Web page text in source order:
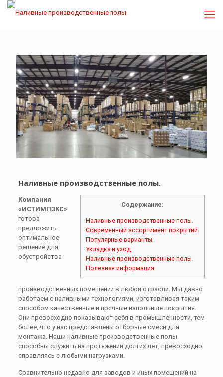
Наливные производственные полы.
Содержание:
Наливные производственные полы.
Современный ассортимент покрытий.
Популярные варианты.
Укладка и уход.
Наливные производственные полы.
Полезная информация:
Компания
«ИСТИМПЭКС»
готова
предложить
оптимальное
решение для
обустройства
производственных помещений в любой отрасли. Мы давно
работаем с наливными технологиями, изготавливая таким
способом качественные и прочные напольные покрытия.
Они превосходно показывают себя в промышленности, тем
более, что у нас представлены отборные смеси для
монтажа. Наши наливные производственные полы
способны служить на протяжении долгих лет, превосходно
справляясь с любыми нагрузками.
Сравнительно недавно для заводов и иных помещений на